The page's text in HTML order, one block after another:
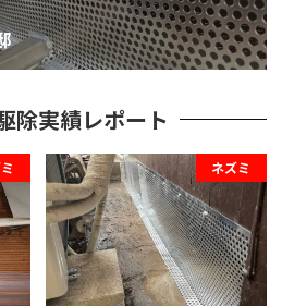
除実績レポート
ネズミ